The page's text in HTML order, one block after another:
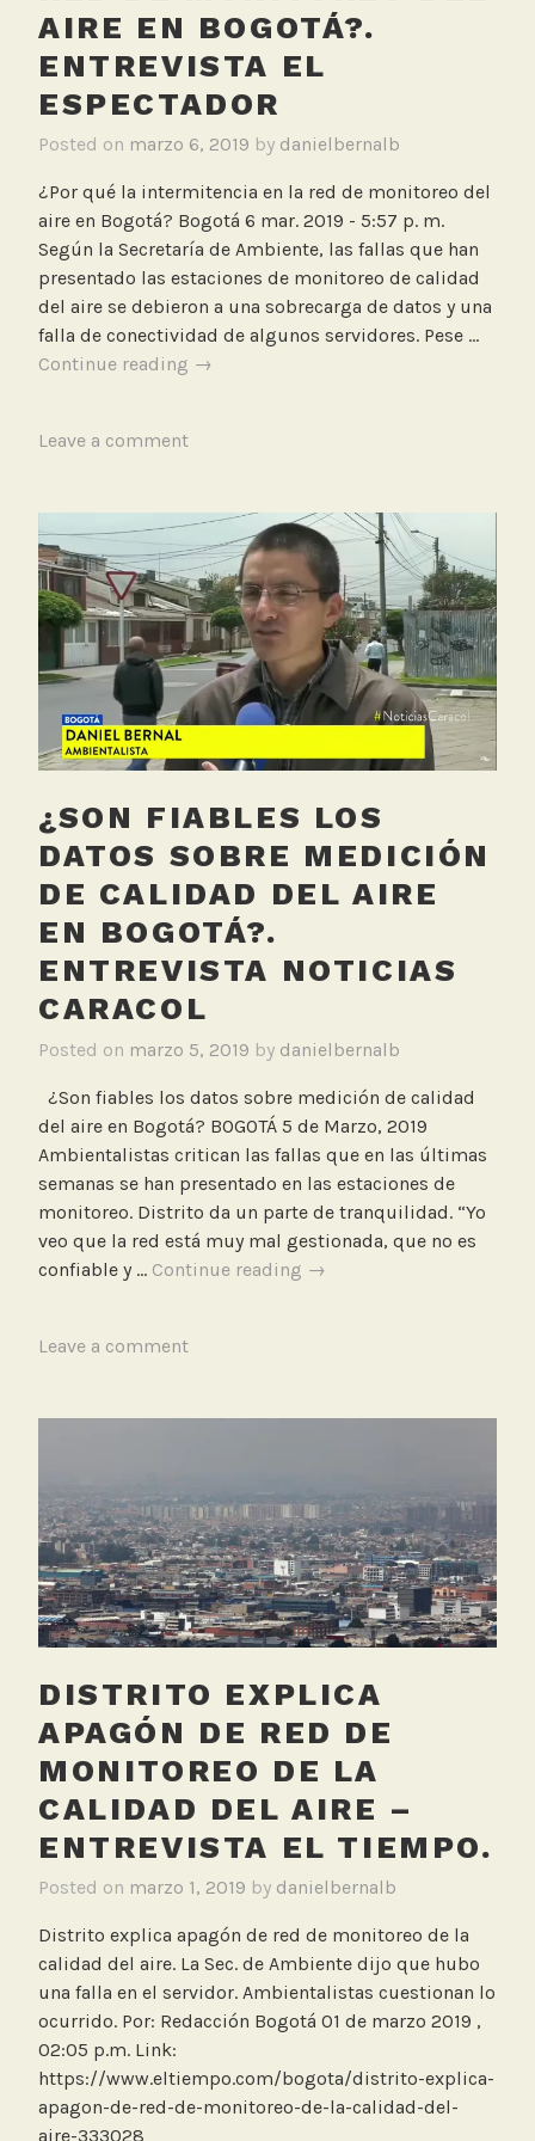
r
e
s
,
R
d
o
f
i
c
i
a
AIRE EN BOGOTÁ?.
ENTREVISTA EL
ESPECTADOR
Posted on marzo 6, 2019 by danielbernalb
¿Por qué la intermitencia en la red de monitoreo del
aire en Bogotá? Bogotá 6 mar. 2019 - 5:57 p. m.
Según la Secretaría de Ambiente, las fallas que han
presentado las estaciones de monitoreo de calidad
del aire se debieron a una sobrecarga de datos y una
falla de conectividad de algunos servidores. Pese …
Continue reading ¿Por
de
monitoreo
del
aire
en
Bogotá?.
Entrevista
El
→
T
g
e
d
R
d
n
t
o
r
e
o
O
f
i
c
l
Leave a comment
¿SON FIABLES LOS
DATOS SOBRE MEDICIÓN
DE CALIDAD DEL AIRE
EN BOGOTÁ?.
ENTREVISTA NOTICIAS
CARACOL
Posted on marzo 5, 2019 by danielbernalb
¿Son fiables los datos sobre medición de calidad
del aire en Bogotá? BOGOTÁ 5 de Marzo, 2019
Ambientalistas critican las fallas que en las últimas
semanas se han presentado en las estaciones de
monitoreo. Distrito da un parte de tranquilidad. “Yo
veo que la red está muy mal gestionada, que no es
confiable y … Continue reading ¿Son
del
aire
en
Bogotá?.
Entrevista
Noticias
→
T
C
a
r
a
c
l
T
e
e
v
i
s
ó
n
,
E
n
t
r
Leave a comment
DISTRITO EXPLICA
APAGÓN DE RED DE
MONITOREO DE LA
CALIDAD DEL AIRE –
ENTREVISTA EL TIEMPO.
Posted on marzo 1, 2019 by danielbernalb
Distrito explica apagón de red de monitoreo de la
calidad del aire. La Sec. de Ambiente dijo que hubo
una falla en el servidor. Ambientalistas cuestionan lo
ocurrido. Por: Redacción Bogotá 01 de marzo 2019 ,
02:05 p.m. Link:
https://www.eltiempo.com/bogota/distrito-explica-
apagon-de-red-de-monitoreo-de-la-calidad-del-
aire-333028